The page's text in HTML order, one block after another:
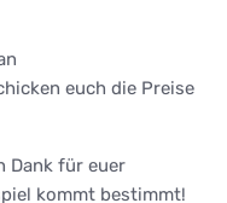
euch die Preise
Dank für euer
kommt bestimmt!